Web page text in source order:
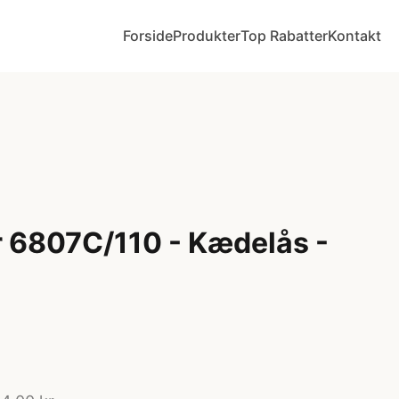
ForsideProdukterTop RabatterKontakt
6807C/110 - Kædelås -